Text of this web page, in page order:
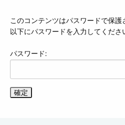
このコンテンツはパスワードで保
以下にパスワードを入力してくださ
パスワード: